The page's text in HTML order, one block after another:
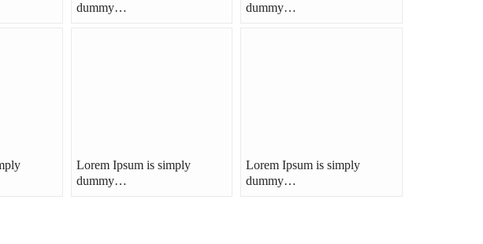
dummy…
dummy…
Lorem Ipsum is simply
dummy…
Lorem Ipsum is simply
dummy…